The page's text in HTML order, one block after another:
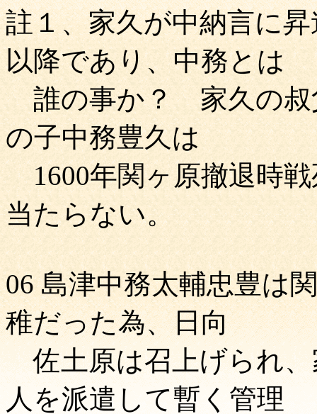
註１、家久が中納言に
以降であり、中務とは
誰の事か？ 家久の叔
の子中務豊久は
1600年関ヶ原撤退時戦
当たらない。
06 島津中務太輔忠豊は
稚だった為、日向
佐土原は召上げられ
人を派遣して暫く管理